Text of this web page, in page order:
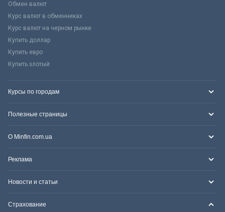
Обмен валют
Курс валют в обменниках
Курс валют на черном рынке
Купить доллар
Купить евро
Купить злотый
Курсы по городам
Полезные страницы
О Minfin.com.ua
Реклама
Новости и статьи
Страхование